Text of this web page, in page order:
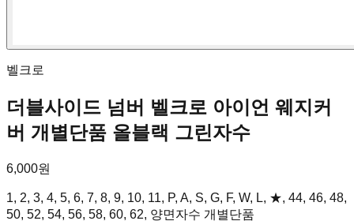
벨크로
더블사이드 넘버 벨크로 아이언 웨지커
버 개별단품 올블랙 그린자수
6,000원
1, 2, 3, 4, 5, 6, 7, 8, 9, 10, 11, P, A, S, G, F, W, L, ★, 44, 46, 48,
50, 52, 54, 56, 58, 60, 62, 양면자수 개별단품